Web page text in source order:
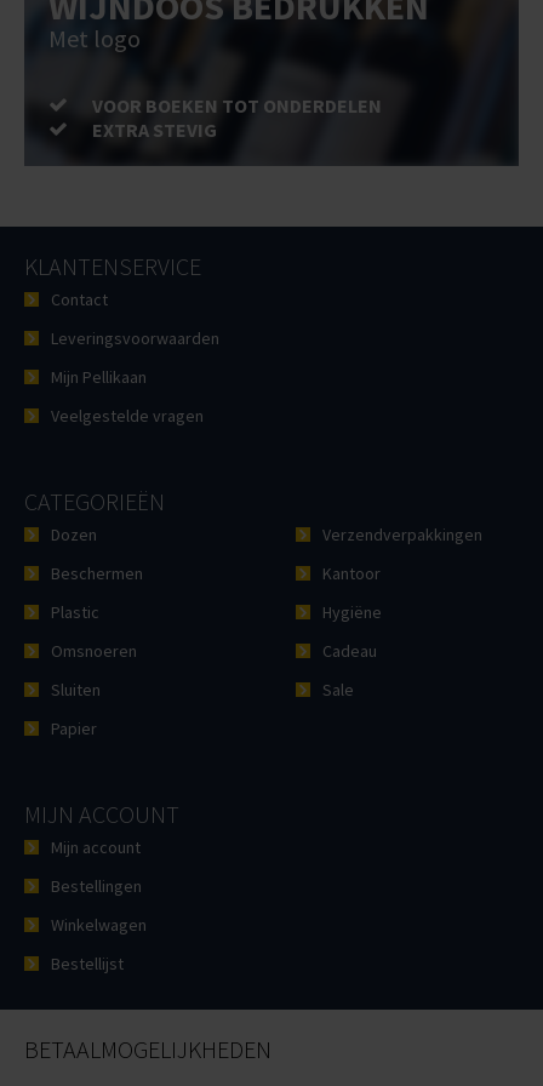
Met logo
VOOR BOEKEN TOT ONDERDELEN
EXTRA STEVIG
KLANTENSERVICE
Contact
Leveringsvoorwaarden
Mijn Pellikaan
Veelgestelde vragen
CATEGORIEËN
Dozen
Beschermen
Plastic
Omsnoeren
Sluiten
Papier
Verzendverpakkingen
Kantoor
Hygiëne
Cadeau
Sale
MIJN ACCOUNT
Mijn account
Bestellingen
Winkelwagen
Bestellijst
BETAALMOGELIJKHEDEN